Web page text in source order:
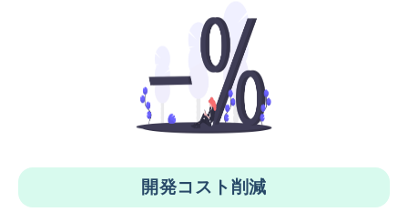
開発コスト削減